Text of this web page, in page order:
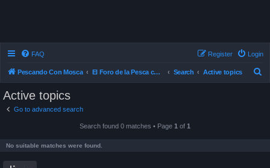
FAQ Login
Register
Pescando Con Mosca El Foro de la Pesca con Mosca en Chile Search Active topics
Active topics
Go to advanced search
Search found 0 matches • Page 1 of 1
No suitable matches were found.